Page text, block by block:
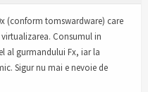
(conform tomswardware) care
Consumul in
al gurmandului Fx, iar la
Sigur nu mai e nevoie de